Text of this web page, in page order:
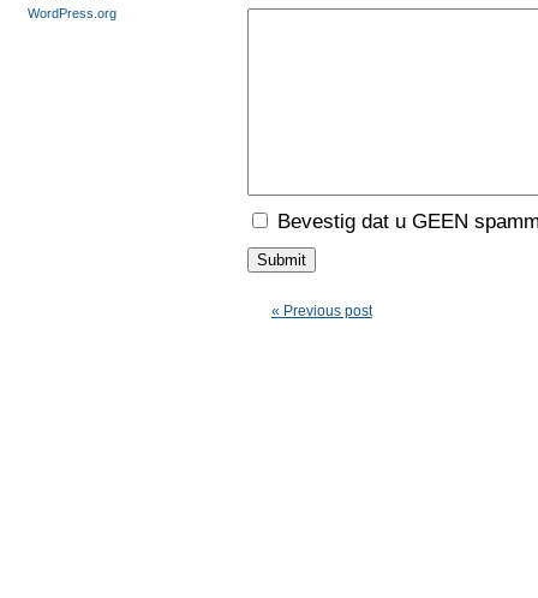
Bevestig dat u GEEN
« Previous post
WordPress.org